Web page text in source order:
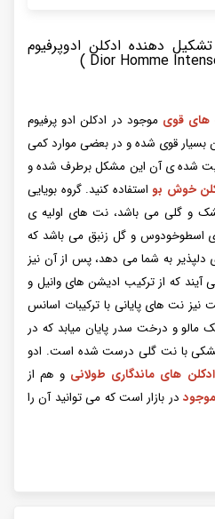
دهنده ادکلن ادوپرفیوم
های قوی موجود در ادکلن ادو پرفیوم
بسیار قوی شده و در بعضی موارد کمی
شده ی آن این‌ مشکل برطرف شده و
خوش بواستفاده کنید. گروه بویایی
و گلی می باشد، نت های اولیه ی
اسطوخودوس و گل زنبق می باشد که
دلپذیر به شما می دهد، پس از آن نیز
که از ترکیب ادیشن های وانیل و
نت های پایانی با ترکیبات اسانس
و درخت سدر پایان میابد که در
مشکی با نت گلی درست شده است. ادو
ادکلن های ماندگاری طولانی و هم از
در بازار است که می توانید آن را